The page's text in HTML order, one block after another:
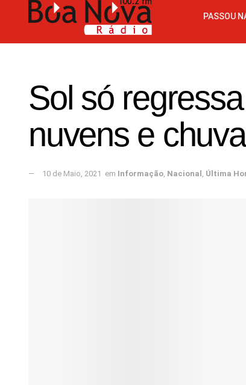
PASSOU
Sol só
nuvens e chuva
10 de Maio, 2021 em Informação, Nacional , Última